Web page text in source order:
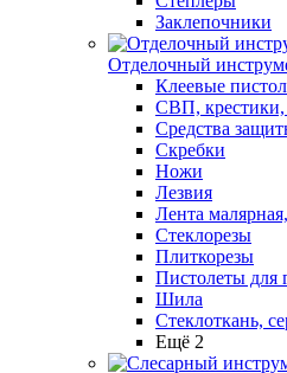
Заклепочники
Отделочный
Клеевые
СВП, крестики,
Средства
Скребки
Ножи
Лезвия
Лента
Стеклорезы
Плиткорезы
Пистолеты для
Шила
Стеклоткань,
Ещё 2